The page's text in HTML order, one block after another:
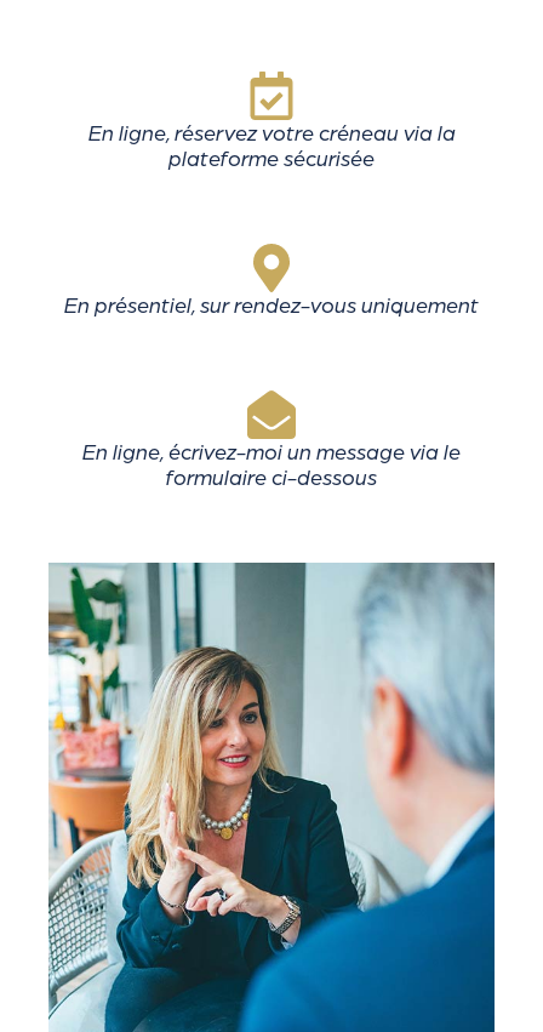
En ligne, réservez votre créneau via la
plateforme sécurisée
En présentiel, sur rendez-vous uniquement
En ligne, écrivez-moi un message via le
formulaire ci-dessous